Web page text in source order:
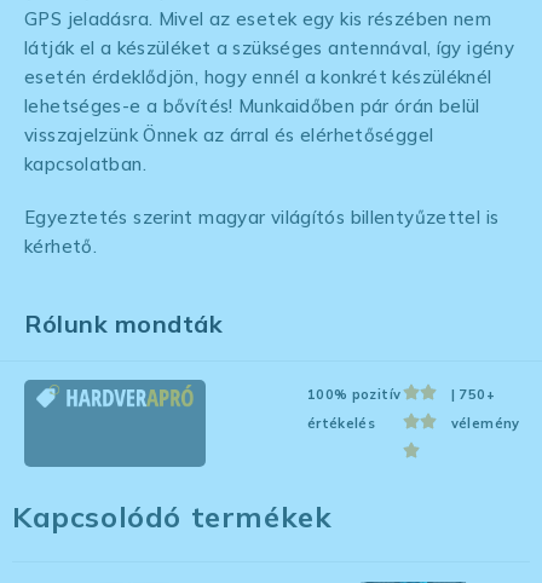
GPS jeladásra. Mivel az esetek egy kis részében nem
látják el a készüléket a szükséges antennával, így igény
esetén érdeklődjön, hogy ennél a konkrét készüléknél
lehetséges-e a bővítés! Munkaidőben pár órán belül
visszajelzünk Önnek az árral és elérhetőséggel
kapcsolatban.
Egyeztetés szerint magyar világítós billentyűzettel is
kérhető.
Rólunk mondták
100% pozitív
értékelés
| 750+
vélemény
Kapcsolódó termékek